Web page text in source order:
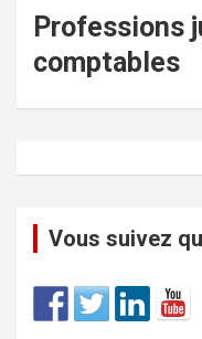
Professions
comptables
Vous suivez